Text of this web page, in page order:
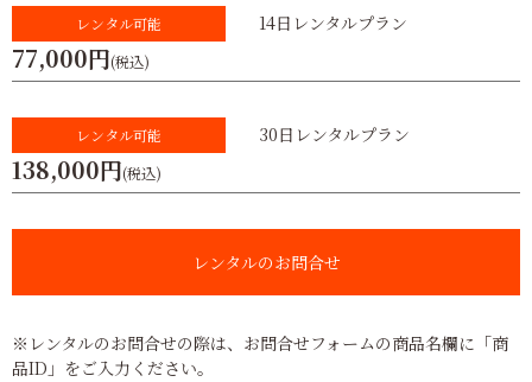
レンタル可能 14日レンタルプラン
77,000円(税込)
レンタル可能 30日レンタルプラン
138,000円(税込)
レンタルのお問合せ
※レンタルのお問合せの際は、お問合せフォームの商品名欄に「商
品ID」をご入力ください。